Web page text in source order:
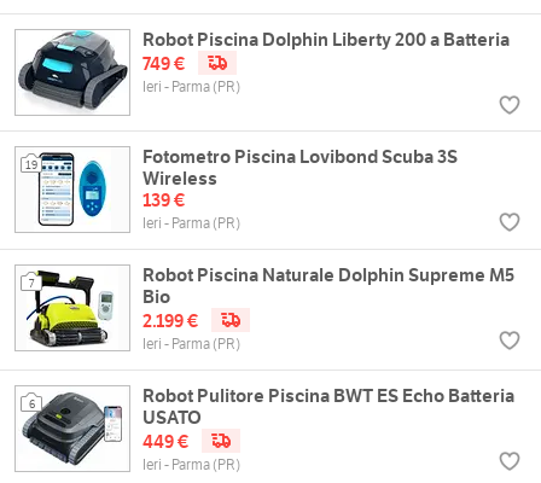
Robot Piscina Dolphin Liberty 200 a Batteria
749 €
Ieri - Parma (PR)
19
Fotometro Piscina Lovibond Scuba 3S
Wireless
139 €
Ieri - Parma (PR)
7
Robot Piscina Naturale Dolphin Supreme M5
Bio
2.199 €
Ieri - Parma (PR)
6
Robot Pulitore Piscina BWT ES Echo Batteria
USATO
449 €
Ieri - Parma (PR)